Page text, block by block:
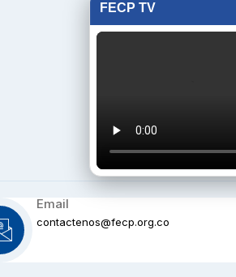
FECP TV
Email
contactenos@fecp.org.co